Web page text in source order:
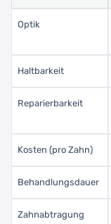
Optik
Haltbarkeit
Reparierbarkeit
Kosten (pro Zahn)
Behandlungsdauer
Zahnabtragung